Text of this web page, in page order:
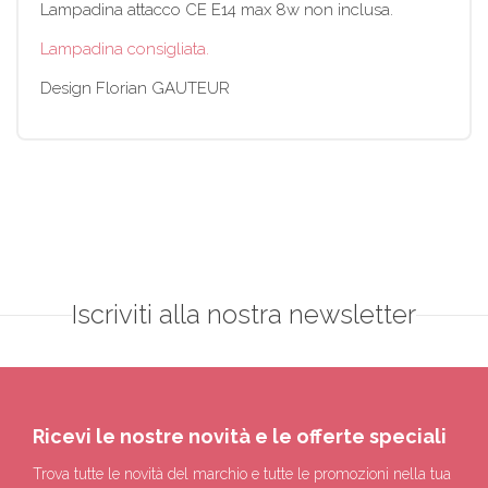
Lampadina attacco CE E14 max 8w non inclusa.
Lampadina consigliata.
Design Florian GAUTEUR
Iscriviti alla nostra newsletter
Ricevi le nostre novità e le offerte speciali
Trova tutte le novità del marchio e tutte le promozioni nella tua